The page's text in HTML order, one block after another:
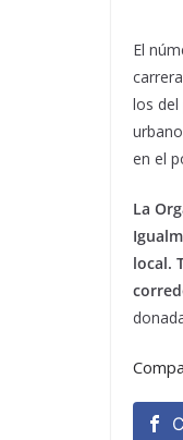
El
los del
en el
La
local.